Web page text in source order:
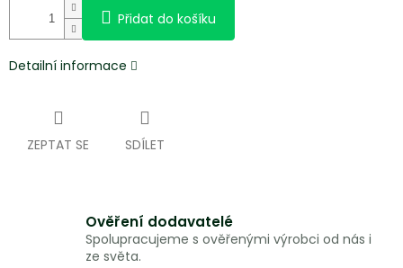
Přidat do košíku
Detailní informace
ZEPTAT SE SDÍLET
Ověření dodavatelé
Spolupracujeme s ověřenými výrobci od nás i
ze světa.